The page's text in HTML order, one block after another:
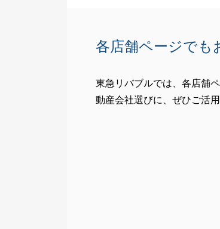
各店舗ページでも
東急リバブルでは、各店舗
動産会社選びに、ぜひご活